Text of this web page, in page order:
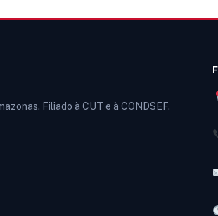
Filiado à CUT e à CONDSEF.